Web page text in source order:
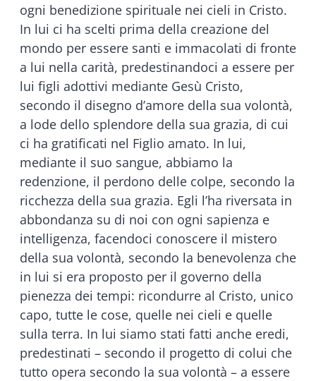
ogni benedizione spirituale nei cieli in Cristo.
In lui ci ha scelti prima della creazione del
mondo per essere santi e immacolati di fronte
a lui nella carità, predestinandoci a essere per
lui figli adottivi mediante Gesù Cristo,
secondo il disegno d’amore della sua volontà,
a lode dello splendore della sua grazia, di cui
ci ha gratificati nel Figlio amato. In lui,
mediante il suo sangue, abbiamo la
redenzione, il perdono delle colpe, secondo la
ricchezza della sua grazia. Egli l’ha riversata in
abbondanza su di noi con ogni sapienza e
intelligenza, facendoci conoscere il mistero
della sua volontà, secondo la benevolenza che
in lui si era proposto per il governo della
pienezza dei tempi: ricondurre al Cristo, unico
capo, tutte le cose, quelle nei cieli e quelle
sulla terra. In lui siamo stati fatti anche eredi,
predestinati – secondo il progetto di colui che
tutto opera secondo la sua volontà – a essere